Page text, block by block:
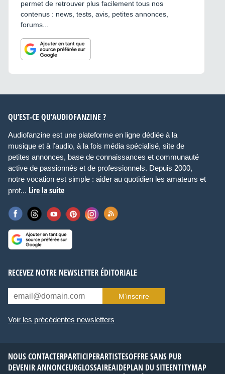
permet de retrouver plus facilement tous nos
contenus : news, tests, avis, petites annonces,
forums...
QU’EST-CE QU’AUDIOFANZINE ?
Audiofanzine est une plateforme en ligne dédiée à la
musique et à l’audio, à la fois média spécialisé, site de
petites annonces, base de connaissances et communauté
active de passionnés et de professionnels. Depuis 2000,
notre vocation est simple : aider au quotidien les amateurs et
prof... Lire la suite
RECEVEZ NOTRE NEWSLETTER ÉDITORIALE
M’inscrire
Voir les précédentes newsletters
NOUS CONTACTERPARTICIPERARTISTESOFFRE SANS PUB
DEVENIR ANNONCEURGLOSSAIREAIDEPLAN DU SITEENTITYMAP